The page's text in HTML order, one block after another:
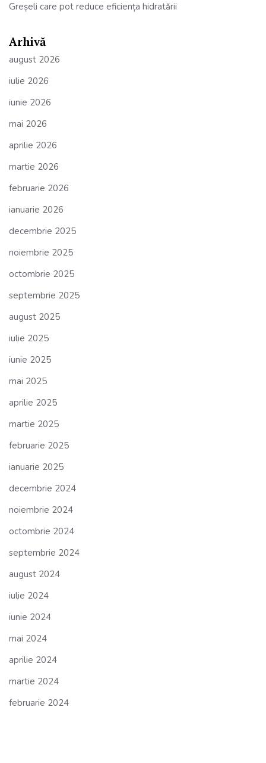
Greșeli care pot reduce eficiența hidratării
Arhivă
august 2026
iulie 2026
iunie 2026
mai 2026
aprilie 2026
martie 2026
februarie 2026
ianuarie 2026
decembrie 2025
noiembrie 2025
octombrie 2025
septembrie 2025
august 2025
iulie 2025
iunie 2025
mai 2025
aprilie 2025
martie 2025
februarie 2025
ianuarie 2025
decembrie 2024
noiembrie 2024
octombrie 2024
septembrie 2024
august 2024
iulie 2024
iunie 2024
mai 2024
aprilie 2024
martie 2024
februarie 2024